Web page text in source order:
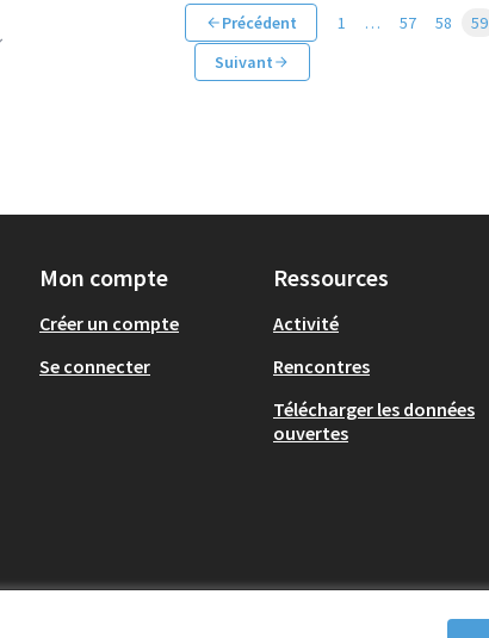
Précédent 1 … 57 58 59
Suivant
Mon compte
Créer un compte
Se connecter
Ressources
Activité
Rencontres
Télécharger les données
ouvertes